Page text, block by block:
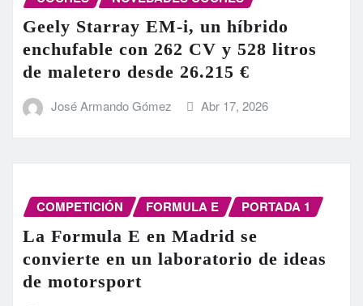
Geely Starray EM-i, un híbrido
enchufable con 262 CV y 528 litros
de maletero desde 26.215 €
José Armando Gómez Abr 17, 2026
COMPETICIÓN FORMULA E PORTADA 1
La Formula E en Madrid se
convierte en un laboratorio de ideas
de motorsport